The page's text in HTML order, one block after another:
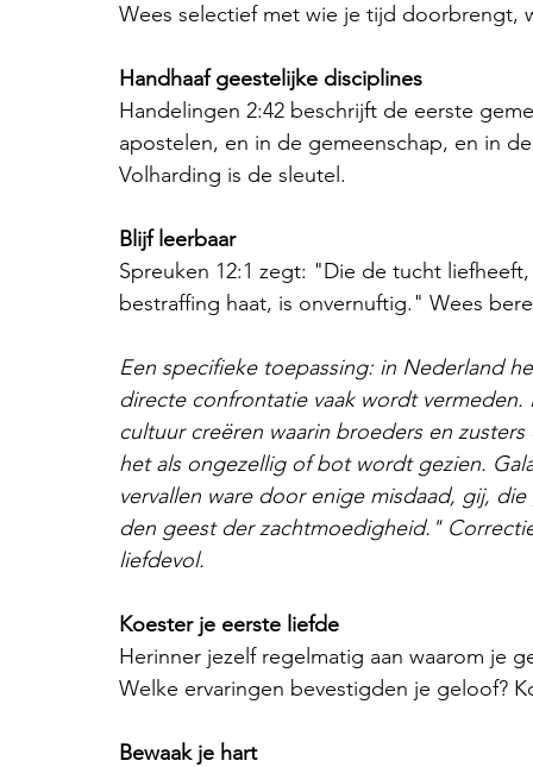
Wees selectief met wie je tijd doorbrengt,
Handhaaf geestelijke disciplines
Handelingen 2:42 beschrijft de eerste
apostelen, en in de gemeenschap, en in
Volharding is de sleutel.
Blijf leerbaar
Spreuken 12:1 zegt: "Die de tucht
bestraffing haat, is onvernuftig." Wees
Een specifieke toepassing: in Nederland
directe confrontatie vaak wordt
cultuur creëren waarin broeders en
het als ongezellig of bot wordt gezien.
vervallen ware door enige misdaad, gij,
den geest der zachtmoedigheid."
liefdevol.
Koester je eerste liefde
Herinner jezelf regelmatig aan waarom je
Welke ervaringen bevestigden je geloof?
Bewaak je hart